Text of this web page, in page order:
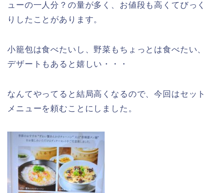
ューの一人分？の量が多く、お値段も高くてびっく
りしたことがあります。
小籠包は食べたいし、野菜もちょっとは食べたい、
デザートもあると嬉しい・・・
なんてやってると結局高くなるので、今回はセット
メニューを頼むことにしました。